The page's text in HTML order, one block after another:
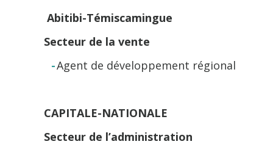
Abitibi-Témiscamingue
Secteur de la vente
Agent de développement régional
CAPITALE-NATIONALE
Secteur de l’administration